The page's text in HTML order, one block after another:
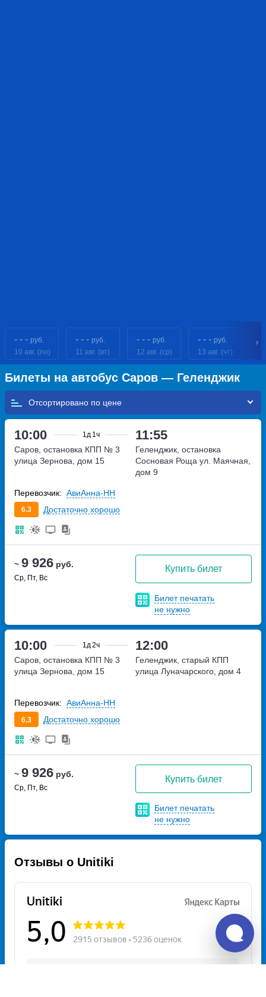
- - - руб.
10 авг. (пн)
- - - руб.
11 авг. (вт)
- - - руб.
12 авг. (ср)
- - - руб.
13 авг. (чт)
Билеты на автобус Саров — Геленджик
Отсортировано по
10:00 1д 1ч 11:55
~ 9 926 руб.
Ср, Пт, Вс
Купить билет
Билет печатать
не нужно
Саров, остановка КПП № 3
улица Зернова, дом 15
Геленджик, остановка
Сосновая Роща ул. Маячная,
дом 9
6.3 Достаточно хорошо
Перевозчик: АвиАнна-НН
10:00 1д2ч 12:00
~ 9 926 руб.
Ср, Пт, Вс
Купить билет
Билет печатать
не нужно
Саров, остановка КПП № 3
улица Зернова, дом 15
Геленджик, старый КПП
улица Луначарского, дом 4
6.3 Достаточно хорошо
Перевозчик: АвиАнна-НН
Отзывы о Unitiki